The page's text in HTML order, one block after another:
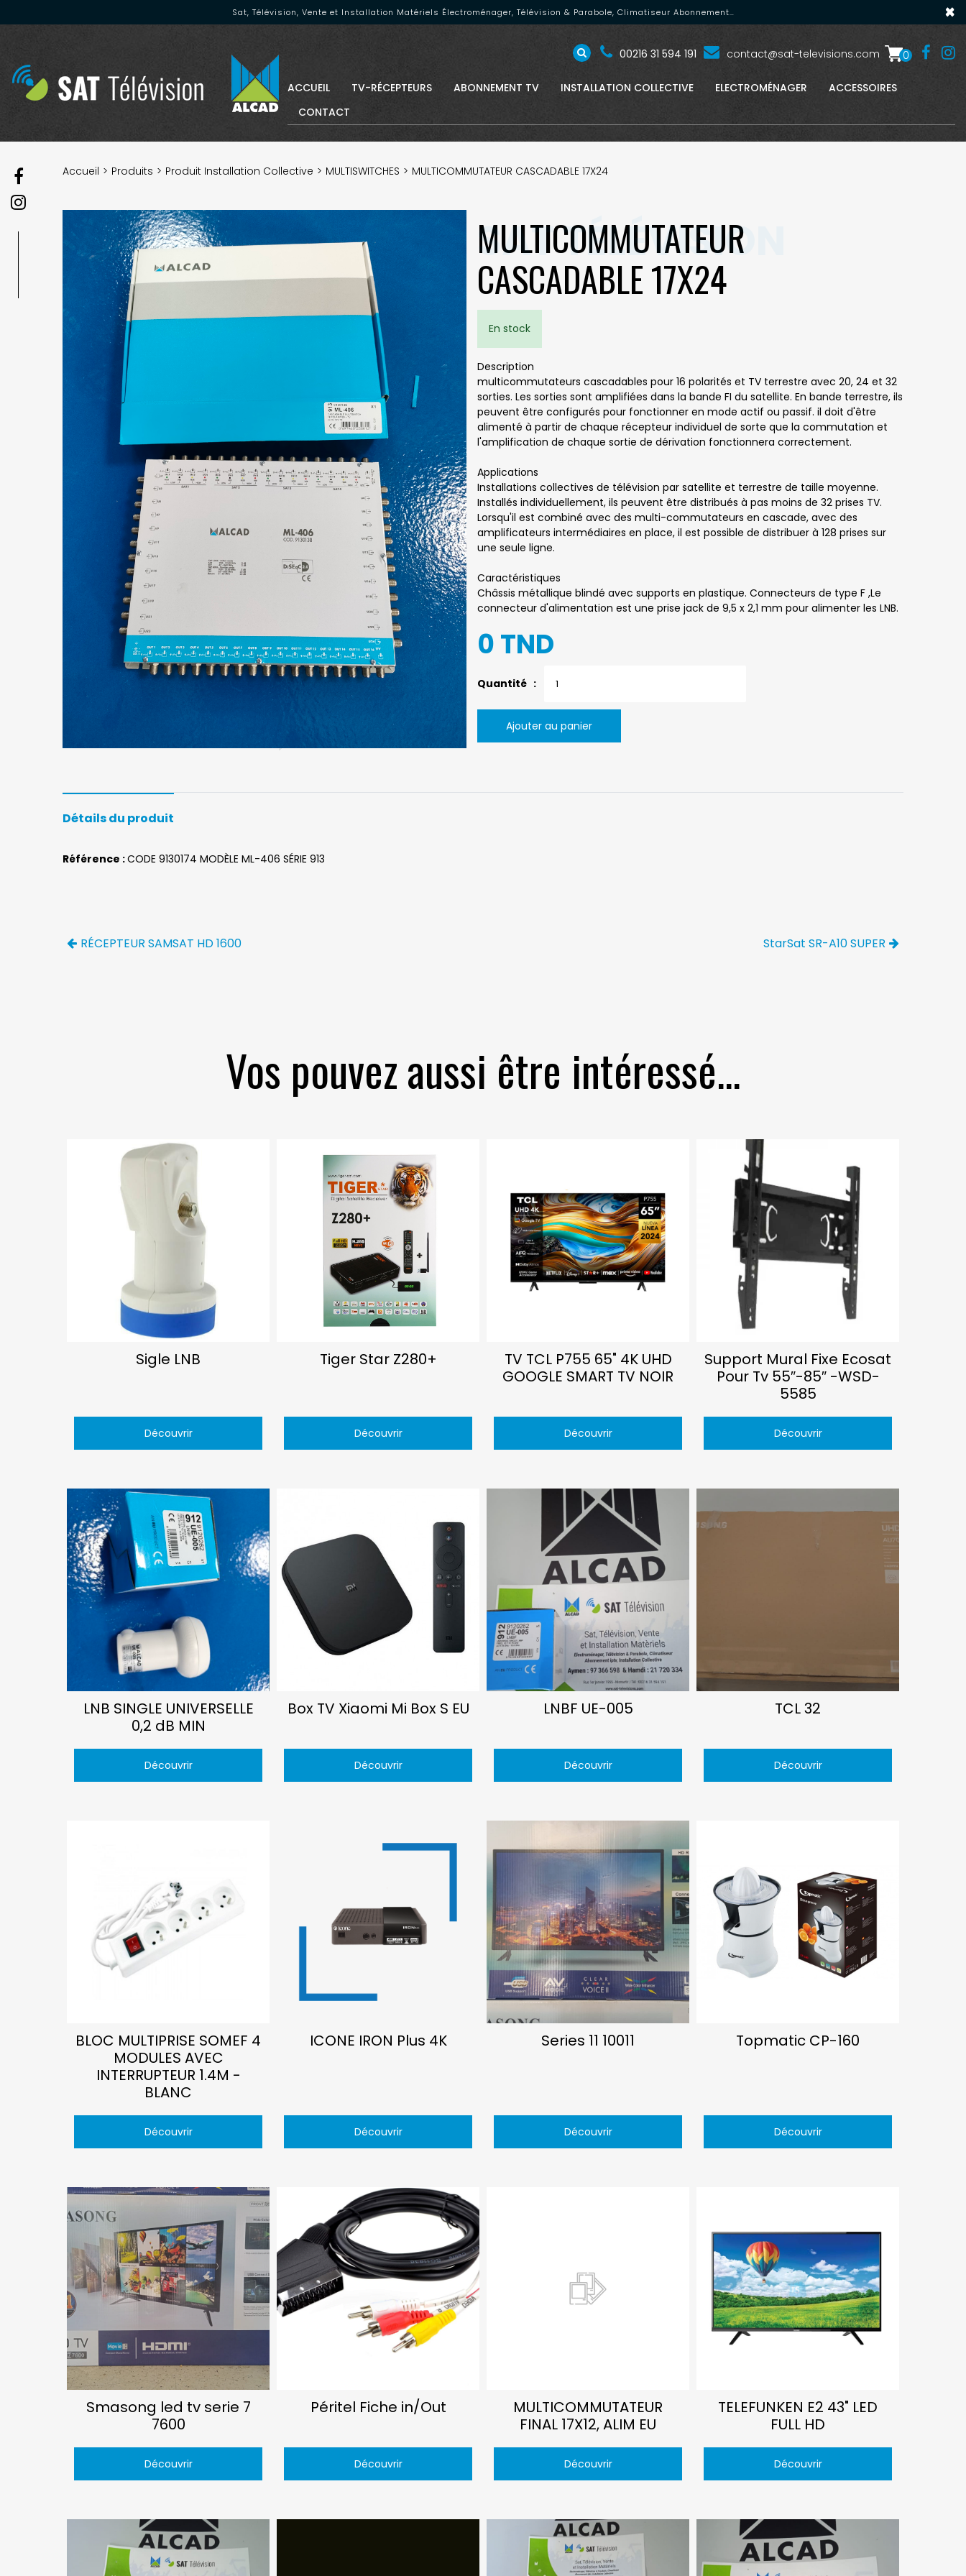
Sat, Télévision, Vente et Installation Matériels Électroménager, Télévision & Parabole, Climatiseur Abonnement… ×
00216 31 594 191 contact@sat-televisions.com 0
ACCUEIL TV-RÉCEPTEURS ABONNEMENT TV INSTALLATION COLLECTIVE ELECTROMÉNAGER
ACCESSOIRES
CONTACT
Accueil Produits Produit Installation Collective MULTISWITCHES MULTICOMMUTATEUR CASCADABLE 17X24
MULTICOMMUTATEUR
CASCADABLE 17X24
En stock
Description
multicommutateurs cascadables pour 16 polarités et TV terrestre avec 20, 24 et 32
sorties. Les sorties sont amplifiées dans la bande FI du satellite. En bande terrestre, ils
peuvent être configurés pour fonctionner en mode actif ou passif. il doit d'être
alimenté à partir de chaque récepteur individuel de sorte que la commutation et
l'amplification de chaque sortie de dérivation fonctionnera correctement.
Applications
Installations collectives de télévision par satellite et terrestre de taille moyenne.
Installés individuellement, ils peuvent être distribués à pas moins de 32 prises TV.
Lorsqu'il est combiné avec des multi-commutateurs en cascade, avec des
amplificateurs intermédiaires en place, il est possible de distribuer à 128 prises sur
une seule ligne.
Caractéristiques
Châssis métallique blindé avec supports en plastique. Connecteurs de type F ,Le
connecteur d'alimentation est une prise jack de 9,5 x 2,1 mm pour alimenter les LNB.
0 TND
Quantité :
Ajouter au panier
Détails du produit
Référence :CODE 9130174 MODÈLE ML-406 SÉRIE 913
RÉCEPTEUR SAMSAT HD 1600 StarSat SR-A10 SUPER
Vos pouvez aussi être intéressé...
Sigle LNB
Découvrir
Tiger Star Z280+
Découvrir
TV TCL P755 65" 4K UHD
GOOGLE SMART TV NOIR
Découvrir
Support Mural Fixe Ecosat
Pour Tv 55″-85″ -WSD-
5585
Découvrir
LNB SINGLE UNIVERSELLE
0,2 dB MIN
Découvrir
Box TV Xiaomi Mi Box S EU
Découvrir
LNBF UE-005
Découvrir
TCL 32
Découvrir
BLOC MULTIPRISE SOMEF 4
MODULES AVEC
INTERRUPTEUR 1.4M -
BLANC
Découvrir
ICONE IRON Plus 4K
Découvrir
Series 11 10011
Découvrir
Topmatic CP-160
Découvrir
Smasong led tv serie 7
7600
Découvrir
Péritel Fiche in/Out
Découvrir
MULTICOMMUTATEUR
FINAL 17X12, ALIM EU
Découvrir
TELEFUNKEN E2 43" LED
FULL HD
Découvrir